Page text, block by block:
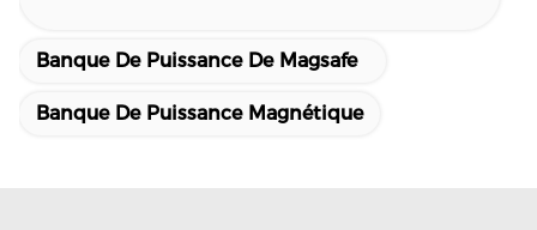
Banque De Puissance De Magsafe
Banque De Puissance Magnétique